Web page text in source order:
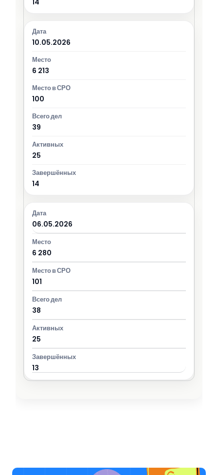
10.05.2026
6 213
100
39
25
14
06.05.2026
6 280
101
38
25
13